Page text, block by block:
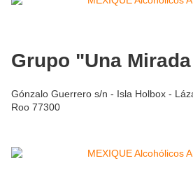
Grupo "Una
Gónzalo Guerrero s/n - Isla Holbox -
Roo 77300